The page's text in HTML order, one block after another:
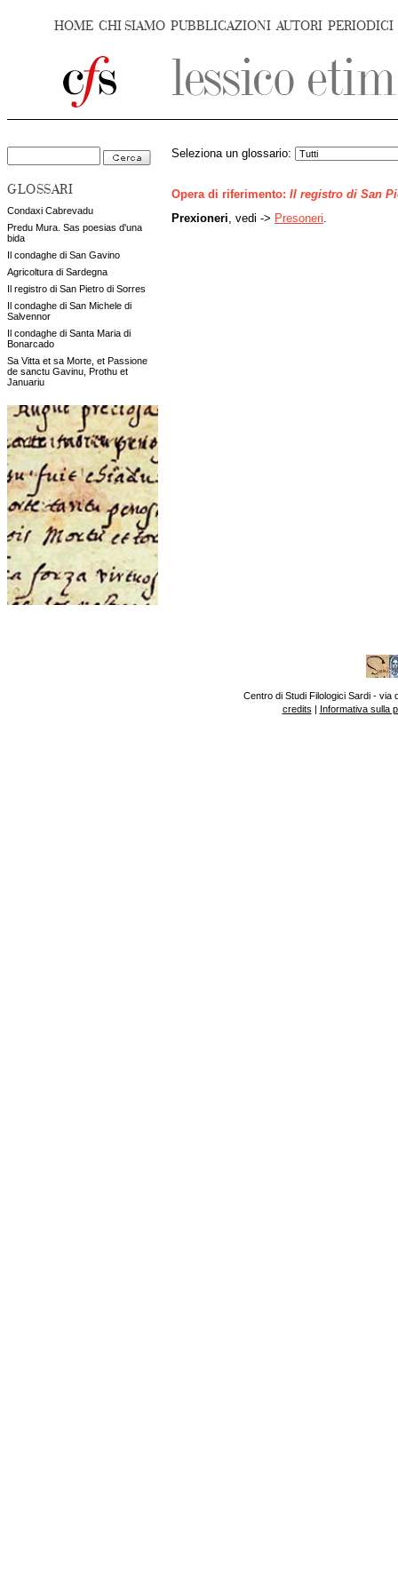
HOME CHI SIAMO PUBBLICAZIONI AUTORI PERIODICI
GLOSSARI
Condaxi Cabrevadu
Predu Mura. Sas poesias d'una
bida
Il condaghe di San Gavino
Agricoltura di Sardegna
Il registro di San Pietro di Sorres
Il condaghe di San Michele di
Salvennor
Il condaghe di Santa Maria di
Bonarcado
Sa Vitta et sa Morte, et Passione
de sanctu Gavinu, Prothu et
Januariu
Seleziona un glossario:
Opera di riferimento: Il registro di San
Prexioneri , vedi -> Presoneri
Centro di Studi Filologici Sardi - via
credits | Informativa sulla